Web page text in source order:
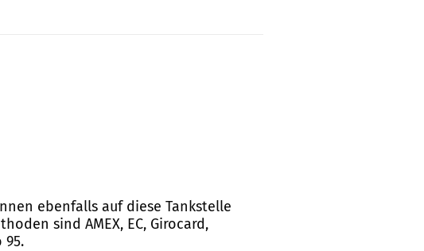
ebenfalls auf diese Tankstelle
sind AMEX, EC, Girocard,
95.